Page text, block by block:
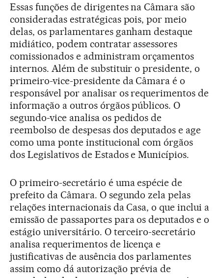
Essas funções de dirigentes na Câmara são
consideradas estratégicas pois, por meio
delas, os parlamentares ganham destaque
midiático, podem contratar assessores
comissionados e administram orçamentos
internos. Além de substituir o presidente, o
primeiro-vice-presidente da Câmara é o
responsável por analisar os requerimentos de
informação a outros órgãos públicos. O
segundo-vice analisa os pedidos de
reembolso de despesas dos deputados e age
como uma ponte institucional com órgãos
dos Legislativos de Estados e Municípios.
O primeiro-secretário é uma espécie de
prefeito da Câmara. O segundo zela pelas
relações internacionais da Casa, o que inclui a
emissão de passaportes para os deputados e o
estágio universitário. O terceiro-secretário
analisa requerimentos de licença e
justificativas de ausência dos parlamentes
assim como dá autorização prévia de